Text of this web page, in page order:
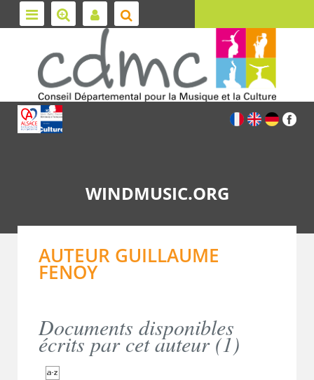
WINDMUSIC.ORG
AUTEUR GUILLAUME
FENOY
Documents disponibles
écrits par cet auteur (1)